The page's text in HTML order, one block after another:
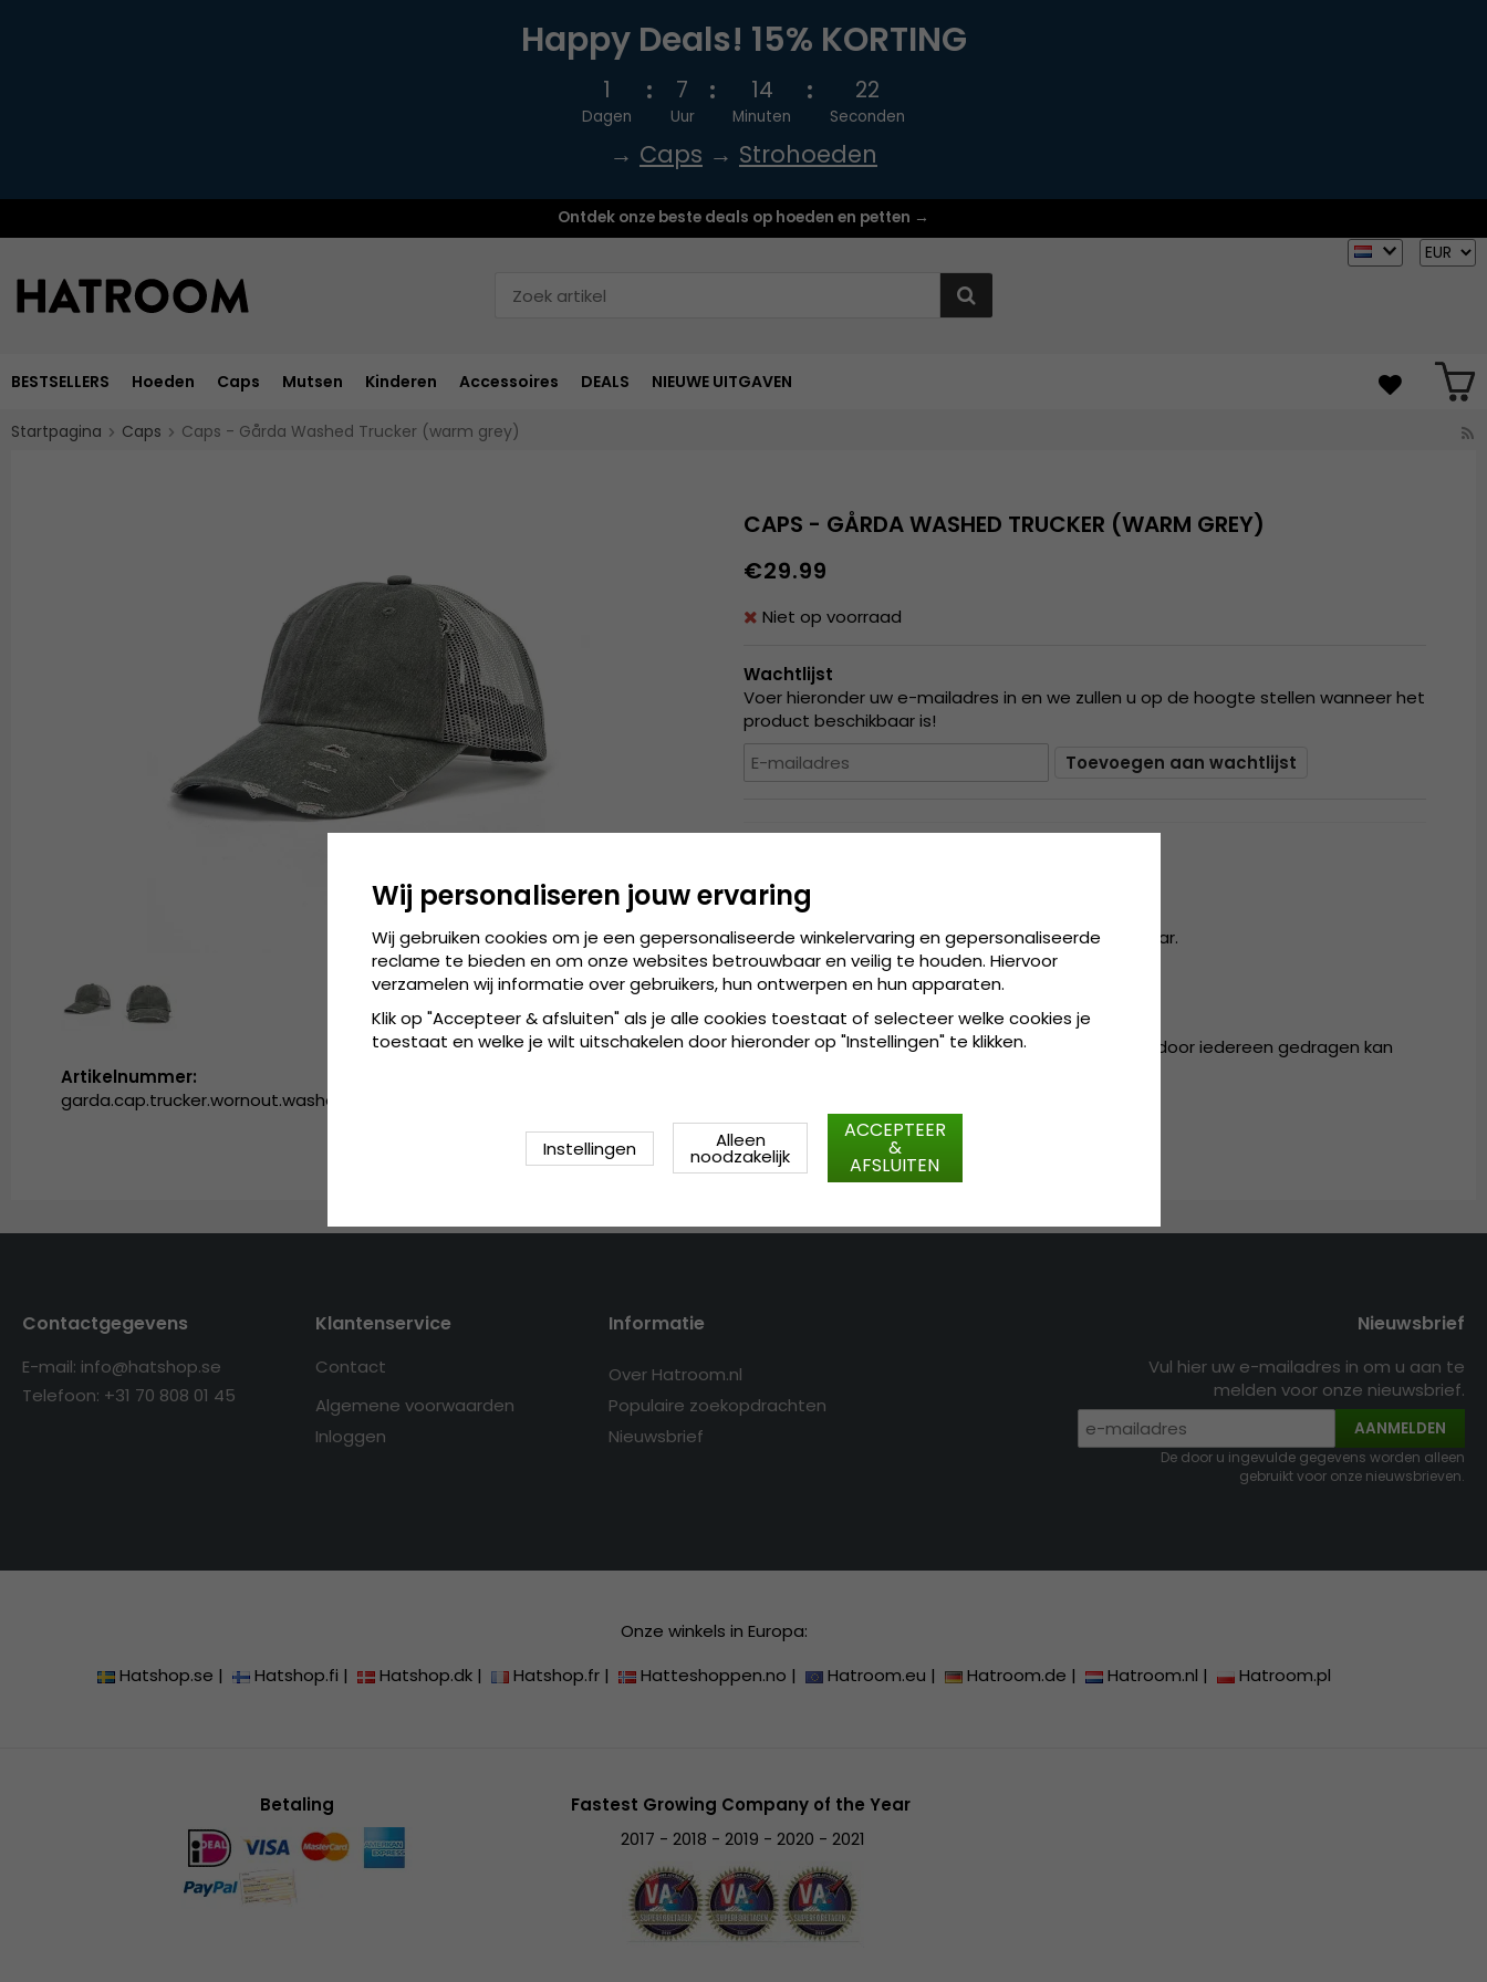
Happy Deals! 15% KORTING
1
Dagen
7
Uur
14
Minuten
22
Seconden
→ Caps → Strohoeden
Ontdek onze beste deals op hoeden en petten →
BESTSELLERS Hoeden Caps Mutsen Kinderen Accessoires DEALS NIEUWE UITGAVEN
Startpagina Caps Caps - Gårda Washed Trucker (warm grey)
CAPS - GÅRDA WASHED TRUCKER (WARM GREY)
€29.99
Niet op voorraad
Wachtlijst
Voer hieronder uw e-mailadres in en we zullen u op de hoogte stellen wanneer het
product beschikbaar is!
Toevoegen aan wachtlijst
Eén maat
De solide cap is aan de achterkant verstelbaar.
Gemaakt van:
Katoen / Polyester
Maattabel:de cap is verkrijgbaar in één maat, die door iedereen gedragen kan
Artikelnummer:
garda.cap.trucker.wornout.washed.warmgrey
Contactgegevens
E-mail: info@hatshop.se
Telefoon: +31 70 808 01 45
Klantenservice
Contact
Algemene voorwaarden
Inloggen
Informatie
Over Hatroom.nl
Populaire zoekopdrachten
Nieuwsbrief
Nieuwsbrief
Vul hier uw e-mailadres in om u aan te
melden voor onze nieuwsbrief.
AANMELDEN
De door u ingevulde gegevens worden alleen
gebruikt voor onze nieuwsbrieven.
Onze winkels in Europa:
Hatshop.se | Hatshop.fi | Hatshop.dk | Hatshop.fr | Hatteshoppen.no | Hatroom.eu | Hatroom.de | Hatroom.nl | Hatroom.pl
Betaling
Fastest Growing Company of the Year
2017 - 2018 - 2019 - 2020 - 2021
Wij personaliseren jouw ervaring
Wij gebruiken cookies om je een gepersonaliseerde winkelervaring en gepersonaliseerde
reclame te bieden en om onze websites betrouwbaar en veilig te houden. Hiervoor
verzamelen wij informatie over gebruikers, hun ontwerpen en hun apparaten.
Klik op "Accepteer & afsluiten" als je alle cookies toestaat of selecteer welke cookies je
toestaat en welke je wilt uitschakelen door hieronder op "Instellingen" te klikken.
Instellingen Alleen
noodzakelijk
ACCEPTEER
&
AFSLUITEN